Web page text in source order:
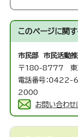
このページに関す
市民部 市民活動
〒180-8777 東
電話番号：
2000
お問い合わせ